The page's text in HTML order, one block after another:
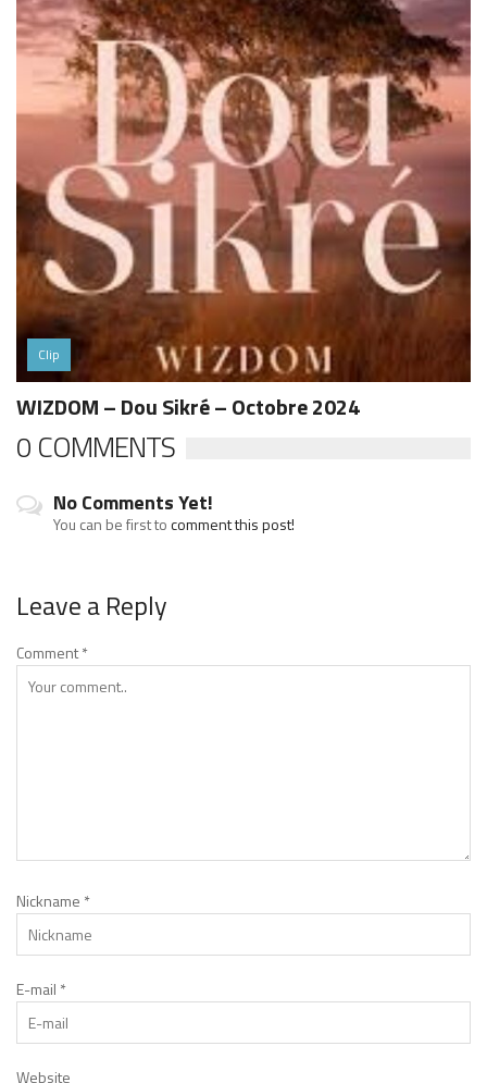
Clip
WIZDOM – Dou Sikré – Octobre 2024
0 COMMENTS
No Comments Yet!
You can be first tocomment this post!
Leave a Reply
Comment*
Nickname *
E-mail *
Website